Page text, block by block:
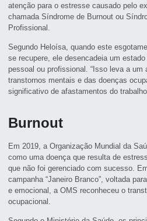
atenção para o estresse causado pelo
chamada Síndrome de Burnout ou
Profissional.
Segundo Heloísa, quando este
se recupere, ele desencadeia um
pessoal ou profissional. “Isso leva a um
transtornos mentais e das doenças
significativo de afastamentos do
Burnout
Em 2019, a Organização Mundial da
como uma doença que resulta de
que não foi gerenciado com sucesso.
campanha “Janeiro Branco”, voltada
e emocional, a OMS reconheceu o
ocupacional.